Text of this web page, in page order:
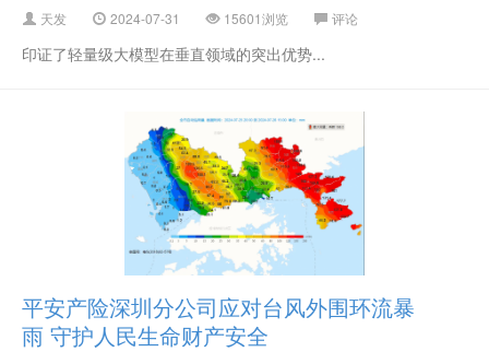
天发 2024-07-31 15601浏览 评论
印证了轻量级大模型在垂直领域的突出优势...
平安产险深圳分公司应对台风外围环流暴
雨 守护人民生命财产安全